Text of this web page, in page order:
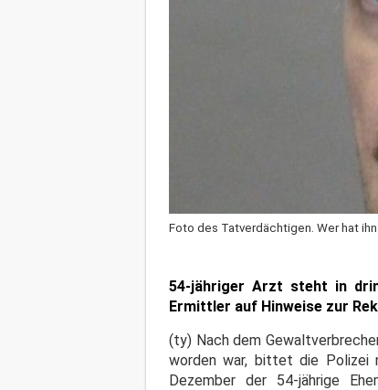
Foto des Tatverdächtigen. Wer hat
54-jähriger Arzt steht in
Ermittler auf Hinweise zur
(ty) Nach dem
worden war, bittet die Polizei
Dezember der 54-jährige